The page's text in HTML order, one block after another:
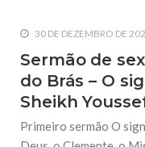
30 DE DEZEMBRO DE
Sermão de
do Brás – O
Sheikh
Primeiro sermão O